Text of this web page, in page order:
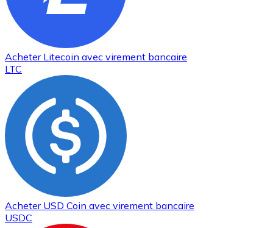
Acheter Litecoin avec virement bancaire
LTC
Acheter USD Coin avec virement bancaire
USDC